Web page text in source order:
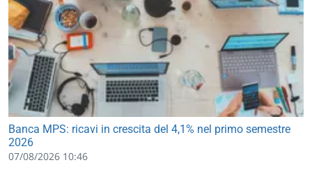
Banca MPS: ricavi in crescita del 4,1% nel primo semestre
2026
07/08/2026 10:46